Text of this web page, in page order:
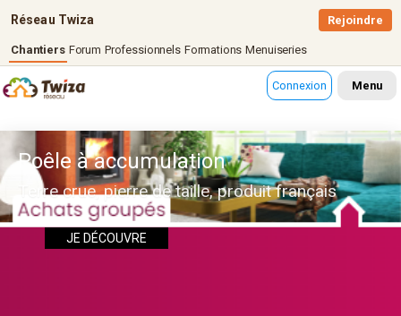
Réseau Twiza
Chantiers Forum Professionnels Formations Menuiseries
Rejoindre
Connexion Menu
Poêle à accumulation
Terre crue, pierre de taille, produit français
JE DÉCOUVRE